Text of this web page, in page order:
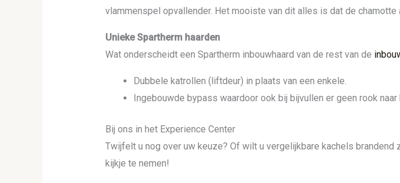
vlammenspel opvallender. Het mooiste van dit alles is dat de
Unieke Spartherm haarden
Wat onderscheidt een Spartherm inbouwhaard van de rest van de
Dubbele katrollen (liftdeur) in plaats van een enkele.
Ingebouwde bypass waardoor ook bij bijvullen er geen rook naar
Bij ons in het Experience Center
Twijfelt u nog over uw keuze? Of wilt u vergelijkbare kachels brandend
kijkje te nemen!